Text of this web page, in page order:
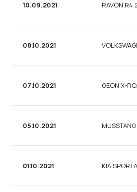
10.09.2021 RAVON R4
08.10.2021
07.10.2021 GEON X-
05.10.2021
01.10.2021 KIA